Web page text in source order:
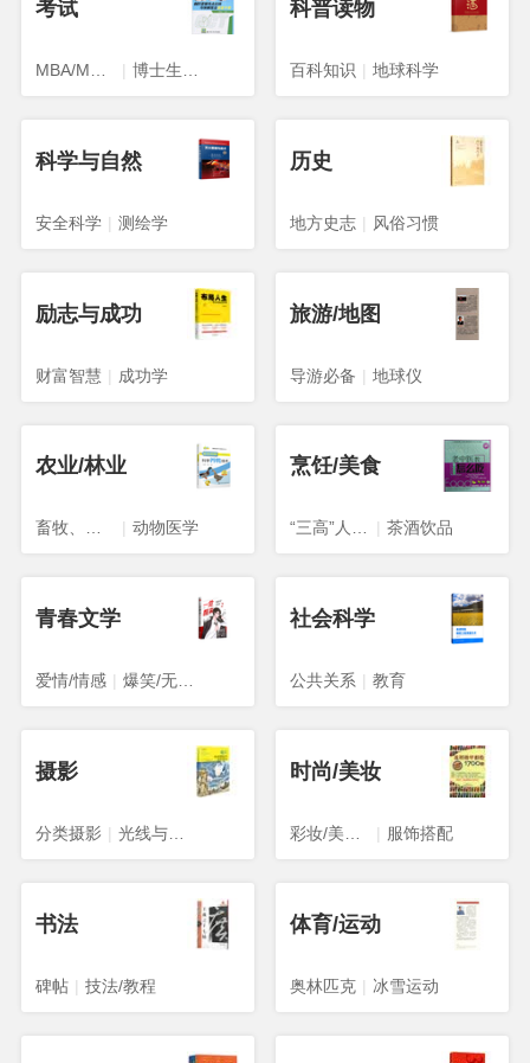
考试
|
科普读物
百科知识 | 地球科学
科学与自然
安全科学 | 测绘学
历史
地方史志 | 风俗习惯
励志与成功
财富智慧 | 成功学
旅游/地图
导游必备 | 地球仪
农业/林业
畜牧、狩猎、蚕、蜂 | 动物医学
烹饪/美食
“三高”人群食谱 | 茶酒饮品
青春文学
爱情/情感 | 爆笑/无厘头
社会科学
公共关系 | 教育
摄影
分类摄影 |
时尚/美妆
| 服饰搭配
书法
碑帖 | 技法/教程
体育/运动
奥林匹克 | 冰雪运动